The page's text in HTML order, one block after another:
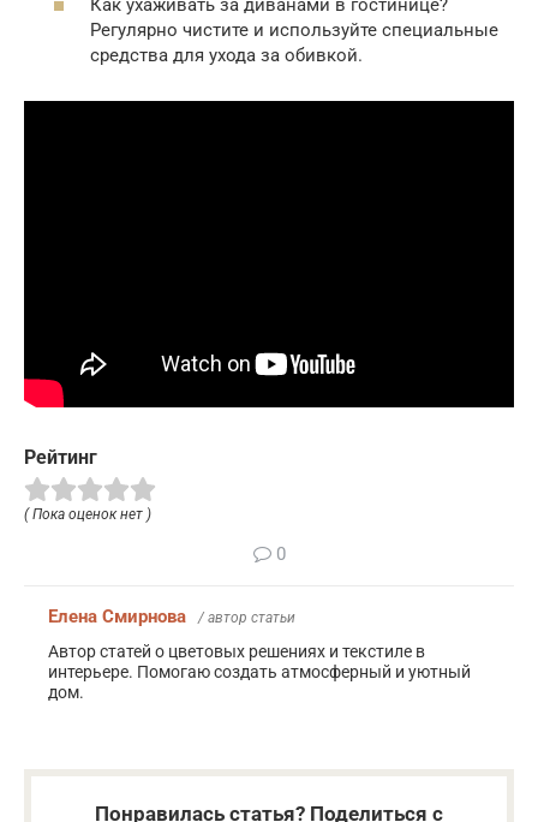
Как ухаживать за диванами в гостинице?
Регулярно чистите и используйте специальные
средства для ухода за обивкой.
Рейтинг
( Пока оценок нет )
0
Елена Смирнова / автор статьи
Автор статей о цветовых решениях и текстиле в
интерьере. Помогаю создать атмосферный и уютный
дом.
Понравилась статья? Поделиться с